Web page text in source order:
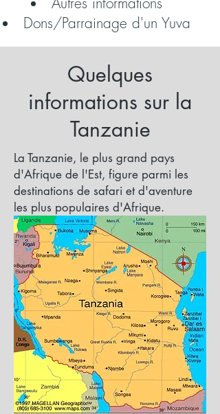
Dons/Parrainage d'un Yuva
Quelques
informations sur la
Tanzanie
La Tanzanie, le plus grand pays
d'Afrique de l'Est, figure parmi les
destinations de safari et d'aventure
les plus populaires d'Afrique.